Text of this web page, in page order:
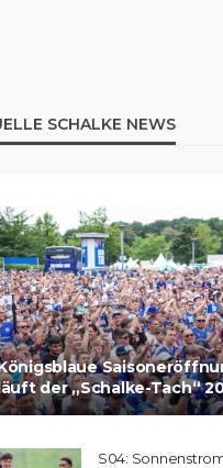
SCHALKE NEWS
der „Schalke-Tach“
S04: